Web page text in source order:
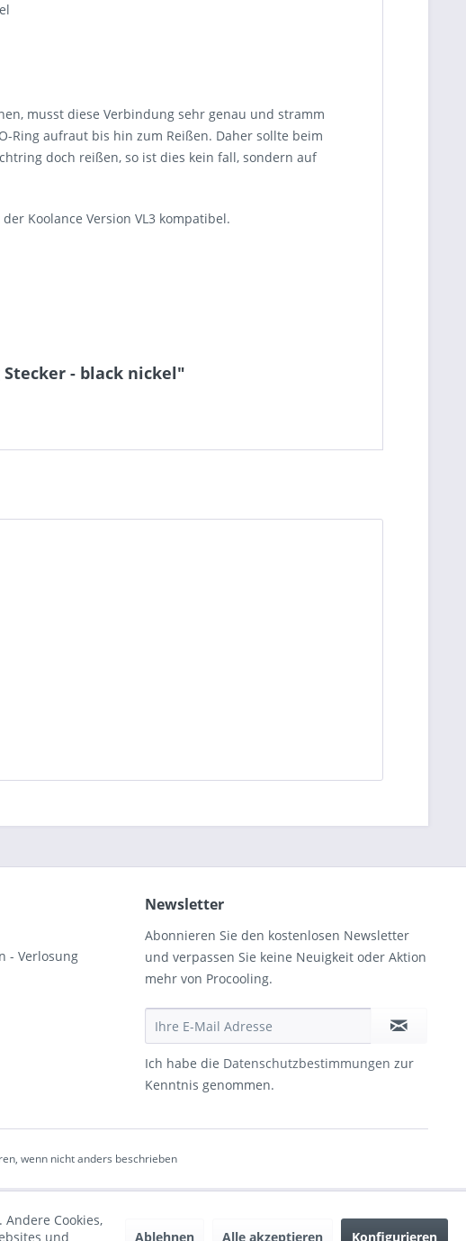
musst diese Verbindung sehr genau und stramm
Ring aufraut bis hin zum Reißen. Daher sollte beim
doch reißen, so ist dies kein fall, sondern auf
Koolance Version VL3 kompatibel.
- black nickel"
- Verlosung
Newsletter
Abonnieren Sie den kostenlosen Newsletter
und verpassen Sie keine Neuigkeit oder Aktion
mehr von Procooling.
Ich habe die Datenschutzbestimmungen zur
Kenntnis genommen.
wenn nicht anders beschrieben
Cookies,
und
Ablehnen Alle akzeptieren Konfigurieren